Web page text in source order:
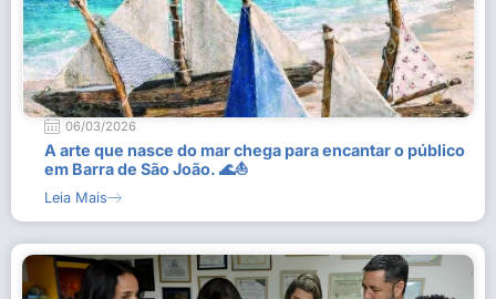
06/03/2026
A arte que nasce do mar chega para encantar o público
em Barra de São João. 🌊⛵
Leia Mais